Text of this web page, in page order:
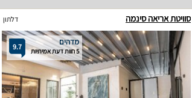
סוויטת אריאה סינמה דלתון
9.7 מדהים
5 חוות דעת אמיתיות